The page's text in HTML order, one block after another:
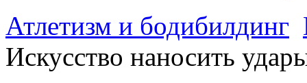
Атлетизм и бодибилдинг
Искусство наносить